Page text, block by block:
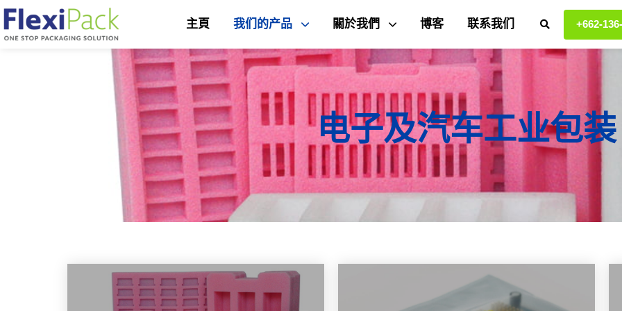
主頁 我们的产品 關於我們 博客 联系我们 +662-
电子及汽车工业包装